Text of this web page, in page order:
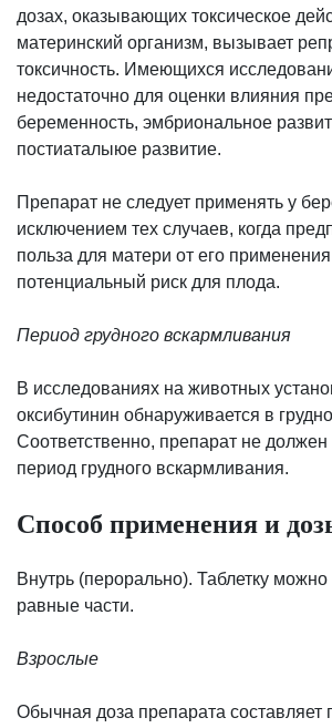
дозах, оказывающих токсическое
материнский организм, вызывает
токсичность. Имеющихся
недостаточно для оценки влияния
беременность, эмбриональное
постиаталыюе развитие.
Препарат не следует применять у
исключением тех случаев, когда
польза для матери от его
потенциальный риск для плода.
Период грудного вскармливания
В исследованиях на животных
оксибутинин обнаруживается в
Соответственно, препарат не
период грудного вскармливания.
Способ применения и
Внутрь (перорально). Таблетку
равные части.
Взрослые
Обычная доза препарата составляет